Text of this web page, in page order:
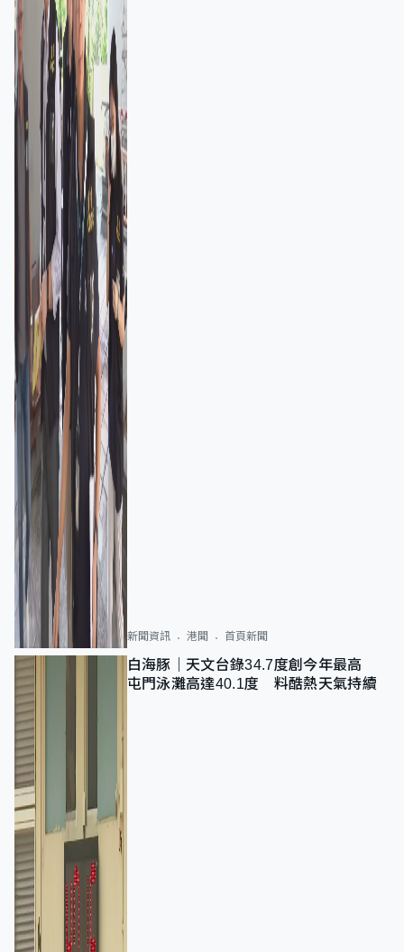
新聞資訊 港聞 首頁新聞
白海豚｜天文台錄34.7度創今年最高
屯門泳灘高達40.1度 料酷熱天氣持續